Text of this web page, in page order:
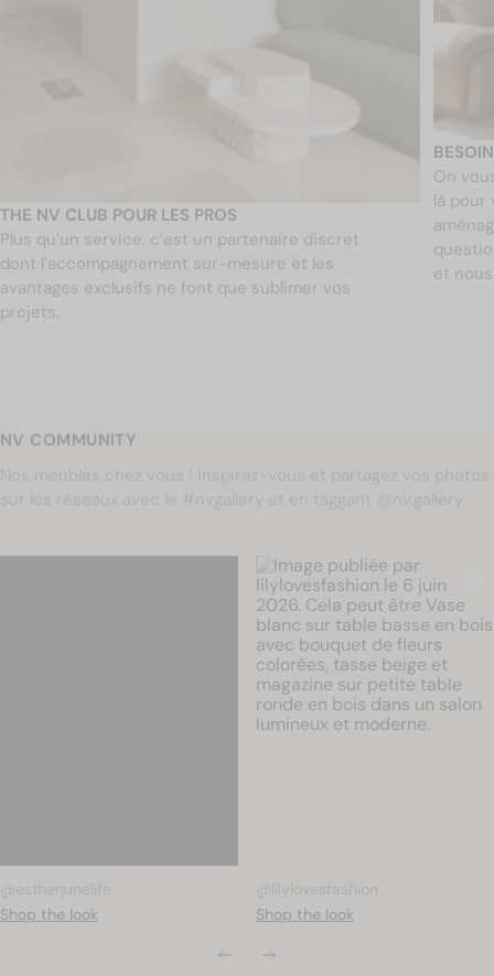
THE NV CLUB POUR LES PROS
Plus qu’un service, c’est un partenaire discret
dont l’accompagnement sur-mesure et les
avantages exclusifs ne font que sublimer vos
projets.
On
là pour
et
NV COMMUNITY
Publication
publiée
par
estherjunelife
Publication
publiée
par
lilylovesfashion